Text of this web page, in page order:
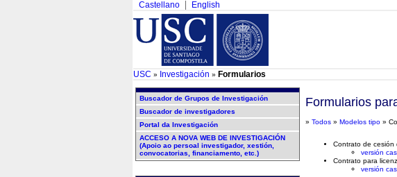
Castellano English
USC » Investigación » Formularios
Buscador de Grupos de Investigación
Buscador de investigadores
Portal da Investigación
ACCESO A NOVA WEB DE INVESTIGACIÓN
(Apoio ao persoal investigador, xestión,
convocatorias, financiamento, etc.)
Formularios
» Todos » Modelos tipo »
Contrato de cesión
versión
Contrato para
versión